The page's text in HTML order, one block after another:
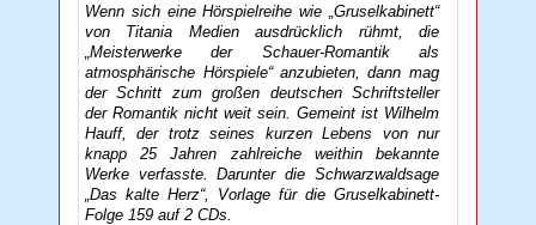
Wenn sich eine Hörspielreihe wie „Gruselkabinett“
von Titania Medien ausdrücklich rühmt, die
„Meisterwerke der Schauer-Romantik als
atmosphärische Hörspiele“ anzubieten, dann mag
der Schritt zum großen deutschen Schriftsteller
der Romantik nicht weit sein. Gemeint ist Wilhelm
Hauff, der trotz seines kurzen Lebens von nur
knapp 25 Jahren zahlreiche weithin bekannte
Werke verfasste. Darunter die Schwarzwaldsage
„Das kalte Herz“, Vorlage für die Gruselkabinett-
Folge 159 auf 2 CDs.